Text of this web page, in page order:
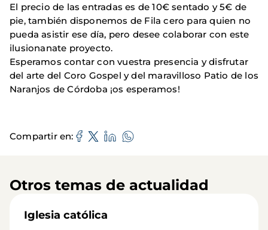
El precio de las entradas es de 10€ sentado y 5€ de
pie, también disponemos de Fila cero para quien no
pueda asistir ese día, pero desee colaborar con este
ilusionanate proyecto.
Esperamos contar con vuestra presencia y disfrutar
del arte del Coro Gospel y del maravilloso Patio de los
Naranjos de Córdoba ¡os esperamos!
Compartir en
Otros temas de actualidad
Iglesia católica